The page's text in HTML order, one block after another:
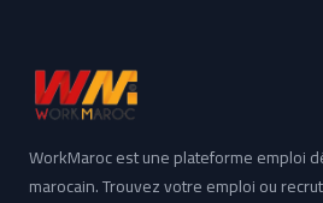
WorkMaroc est une plateforme emploi
marocain. Trouvez votre emploi ou